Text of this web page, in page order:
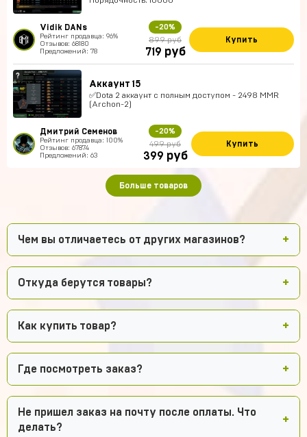
Vidik DANs
Рейтинг продавца: 96%
Отзывов: 68180
Предложений: 78
-20%
899 руб
719 руб
Купить
Аккаунт 15
✅Dota 2 аккаунт с полным доступом - 2498 MMR
(Archon-2)
Дмитрий Семенов
Рейтинг продавца: 100%
Отзывов: 67874
Предложений: 63
-20%
499 руб
399 руб
Купить
Больше товаров
Чем вы отличаетесь от других магазинов?
Откуда берутся товары?
Как купить товар?
Где посмотреть заказ?
Не пришел заказ на почту после оплаты. Что
делать?